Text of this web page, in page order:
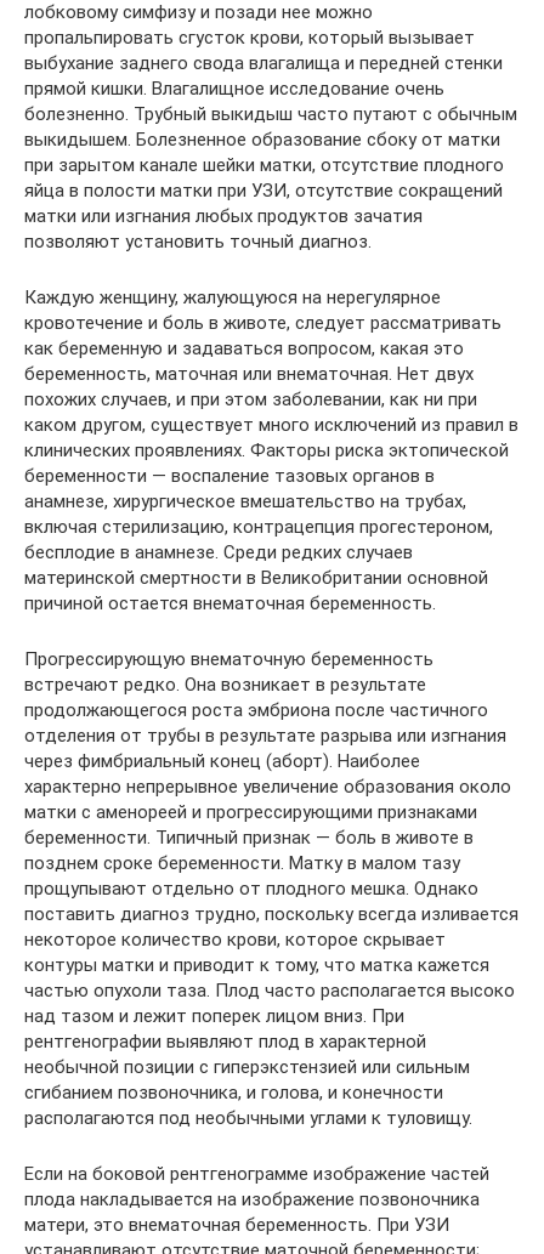
лобковому симфизу и позади нее можно
пропальпировать сгусток крови, который вызывает
выбухание заднего свода влагалища и передней стенки
прямой кишки. Влагалищное исследование очень
болезненно. Трубный выкидыш часто путают с обычным
выкидышем. Болезненное образование сбоку от матки
при зарытом канале шейки матки, отсутствие плодного
яйца в полости матки при УЗИ, отсутствие сокращений
матки или изгнания любых продуктов зачатия
позволяют установить точный диагноз.
Каждую женщину, жалующуюся на нерегулярное
кровотечение и боль в животе, следует рассматривать
как беременную и задаваться вопросом, какая это
беременность, маточная или внематочная. Нет двух
похожих случаев, и при этом заболевании, как ни при
каком другом, существует много исключений из правил в
клинических проявлениях. Факторы риска эктопической
беременности — воспаление тазовых органов в
анамнезе, хирургическое вмешательство на трубах,
включая стерилизацию, контрацепция прогестероном,
бесплодие в анамнезе. Среди редких случаев
материнской смертности в Великобритании основной
причиной остается внематочная беременность.
Прогрессирующую внематочную беременность
встречают редко. Она возникает в результате
продолжающегося роста эмбриона после частичного
отделения от трубы в результате разрыва или изгнания
через фимбриальный конец (аборт). Наиболее
характерно непрерывное увеличение образования около
матки с аменореей и прогрессирующими признаками
беременности. Типичный признак — боль в животе в
позднем сроке беременности. Матку в малом тазу
прощупывают отдельно от плодного мешка. Однако
поставить диагноз трудно, поскольку всегда изливается
некоторое количество крови, которое скрывает
контуры матки и приводит к тому, что матка кажется
частью опухоли таза. Плод часто располагается высоко
над тазом и лежит поперек лицом вниз. При
рентгенографии выявляют плод в характерной
необычной позиции с гиперэкстензией или сильным
сгибанием позвоночника, и голова, и конечности
располагаются под необычными углами к туловищу.
Если на боковой рентгенограмме изображение частей
плода накладывается на изображение позвоночника
матери, это внематочная беременность. При УЗИ